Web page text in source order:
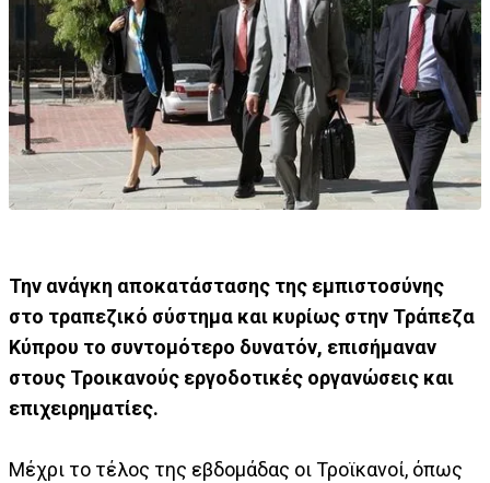
Την ανάγκη αποκατάστασης της εμπιστοσύνης
στο τραπεζικό σύστημα και κυρίως στην Τράπεζα
Κύπρου το συντομότερο δυνατόν, επισήμαναν
στους Τροικανούς εργοδοτικές οργανώσεις και
επιχειρηματίες.
Μέχρι το τέλος της εβδομάδας οι Τροϊκανοί, όπως